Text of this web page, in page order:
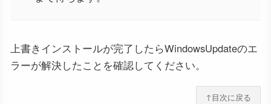
上書きインストールが完了したらWindowsUpdateのエ
ラーが解決したことを確認してください。
↑目次に戻る